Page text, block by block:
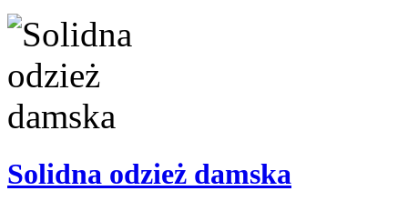
Solidna odzież damska